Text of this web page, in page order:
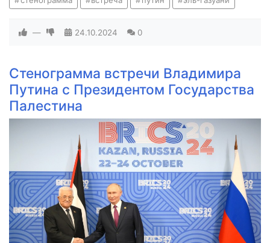
— 24.10.2024 0
Стенограмма встречи Владимира
Путина с Президентом Государства
Палестина